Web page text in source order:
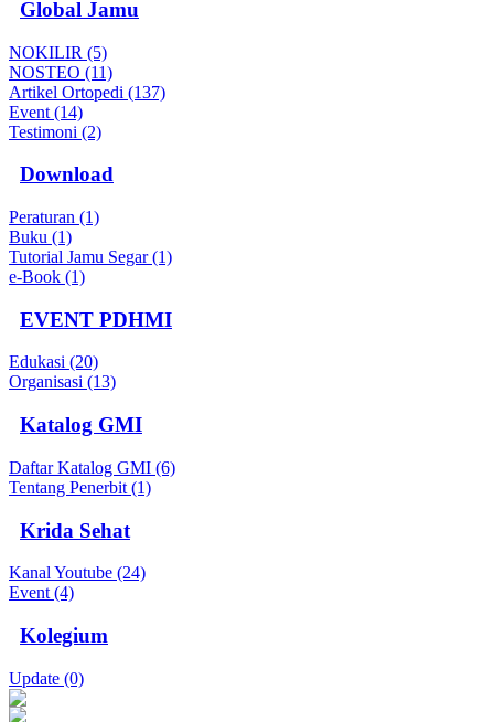
Global Jamu
NOKILIR (5)
NOSTEO (11)
Artikel Ortopedi (137)
Event (14)
Testimoni (2)
Download
Peraturan (1)
Buku (1)
Tutorial Jamu Segar (1)
e-Book (1)
EVENT PDHMI
Edukasi (20)
Organisasi (13)
Katalog GMI
Daftar Katalog GMI (6)
Tentang Penerbit (1)
Krida Sehat
Kanal Youtube (24)
Event (4)
Kolegium
Update (0)